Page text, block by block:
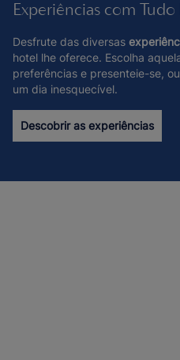
Experiências com
Desfrute das diversas
hotel lhe oferece. Escolha
preferências e presenteie-se,
um dia inesquecível.
Descobrir as experiências